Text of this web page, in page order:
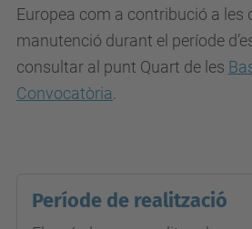
Europea com a contribució a les
manutenció durant el període
consultar al punt Quart de les
Convocatòria
Període de realització